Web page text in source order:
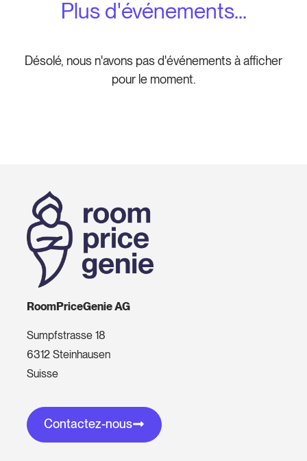
Plus d'événements...
Désolé, nous n'avons pas d'événements à afficher
pour le moment.
RoomPriceGenie AG
Sumpfstrasse 18
6312 Steinhausen
Suisse
Contactez-nous